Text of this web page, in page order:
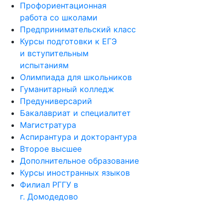
Профориентационная
работа со школами
Предпринимательский класс
Курсы подготовки к ЕГЭ
и вступительным
испытаниям
Олимпиада для школьников
Гуманитарный колледж
Предуниверсарий
Бакалавриат и специалитет
Магистратура
Аспирантура и докторантура
Второе высшее
Дополнительное образование
Курсы иностранных языков
Филиал РГГУ в
г. Домодедово